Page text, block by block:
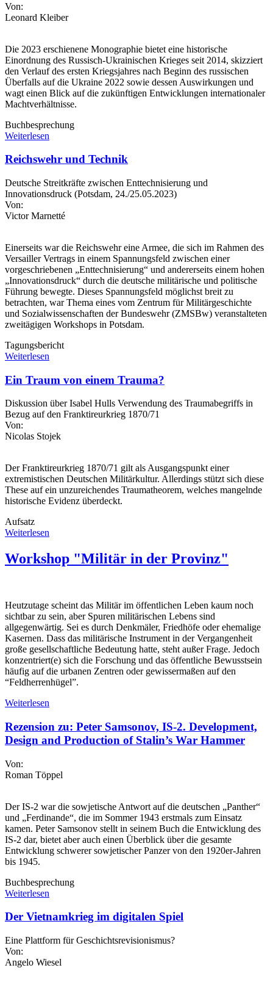
Von:
Leonard Kleiber
Die 2023 erschienene Monographie bietet eine historische
Einordnung des Russisch-Ukrainischen Krieges seit 2014, skizziert
den Verlauf des ersten Kriegsjahres nach Beginn des russischen
Überfalls auf die Ukraine 2022 sowie dessen Auswirkungen und
wagt einen Blick auf die zukünftigen Entwicklungen internationaler
Machtverhältnisse.
Buchbesprechung
Weiterlesen
Reichswehr und Technik
Deutsche Streitkräfte zwischen Enttechnisierung und
Innovationsdruck (Potsdam, 24./25.05.2023)
Von:
Victor Marnetté
Einerseits war die Reichswehr eine Armee, die sich im Rahmen des
Versailler Vertrags in einem Spannungsfeld zwischen einer
vorgeschriebenen „Enttechnisierung“ und andererseits einem hohen
„Innovationsdruck“ durch die deutsche militärische und politische
Führung bewegte. Dieses Spannungsfeld möglichst breit zu
betrachten, war Thema eines vom Zentrum für Militärgeschichte
und Sozialwissenschaften der Bundeswehr (ZMSBw) veranstalteten
zweitägigen Workshops in Potsdam.
Tagungsbericht
Weiterlesen
Ein Traum von einem Trauma?
Diskussion über Isabel Hulls Verwendung des Traumabegriffs in
Bezug auf den Franktireurkrieg 1870/71
Von:
Nicolas Stojek
Der Franktireurkrieg 1870/71 gilt als Ausgangspunkt einer
extremistischen Deutschen Militärkultur. Allerdings stützt sich diese
These auf ein unzureichendes Traumatheorem, welches mangelnde
historische Evidenz überdeckt.
Aufsatz
Weiterlesen
Workshop "Militär in der Provinz"
Heutzutage scheint das Militär im öffentlichen Leben kaum noch
sichtbar zu sein, aber Spuren militärischen Lebens sind
allgegenwärtig. Sei es durch Denkmäler, Friedhöfe oder ehemalige
Kasernen. Dass das militärische Instrument in der Vergangenheit
große gesellschaftliche Bedeutung hatte, steht außer Frage. Jedoch
konzentriert(e) sich die Forschung und das öffentliche Bewusstsein
häufig auf die urbanen Zentren oder gewissermaßen auf den
“Feldherrenhügel”.
Weiterlesen
Rezension zu: Peter Samsonov, IS-2. Development,
Design and Production of Stalin’s War Hammer
Von:
Roman Töppel
Der IS-2 war die sowjetische Antwort auf die deutschen „Panther“
und „Ferdinande“, die im Sommer 1943 erstmals zum Einsatz
kamen. Peter Samsonov stellt in seinem Buch die Entwicklung des
IS-2 dar, bietet aber auch einen Überblick über die gesamte
Entwicklung schwerer sowjetischer Panzer von den 1920er-Jahren
bis 1945.
Buchbesprechung
Weiterlesen
Der Vietnamkrieg im digitalen Spiel
Eine Plattform für Geschichtsrevisionismus?
Von:
Angelo Wiesel